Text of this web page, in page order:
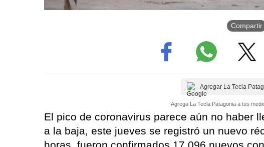
Compartir
Agregar La Tecla
Agrega La Tecla Patagonia a tus
El pico de coronavirus parece aún no haber
a la baja, este jueves se registró un nuevo
horas, fueron confirmados 17.096 nuevos